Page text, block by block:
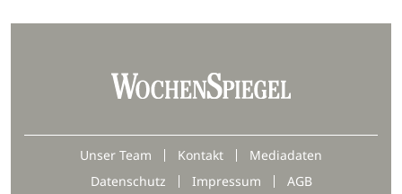
Unser Team Kontakt
Mediadaten
Datenschutz
Impressum AGB